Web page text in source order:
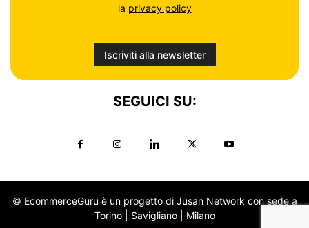
la privacy policy
SEGUICI SU:
© EcommerceGuru è un progetto di Jusan Network con sede a
Torino | Savigliano | Milano